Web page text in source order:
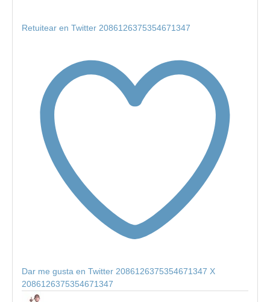
Retuitear en Twitter 2086126375354671347
Dar me gusta en Twitter 2086126375354671347 X
2086126375354671347